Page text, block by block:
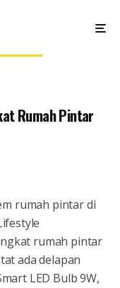
Rumah Pintar
rumah pintar di
rumah pintar
ada delapan
LED Bulb 9W,